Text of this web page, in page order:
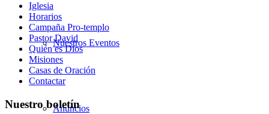
Nuestros Eventos
Anuncios
Iglesia
Horarios
Campaña Pro-templo
Pastor David
Quién es Dios
Misiones
Casas de Oración
Contactar
Nuestro boletín